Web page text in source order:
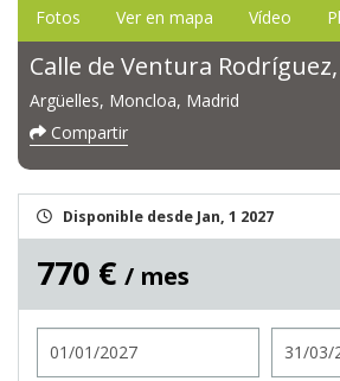
Fotos Ver en mapa Vídeo
Calle de Ventura
Argüelles, Moncloa, Madrid
Compartir
Disponible desde Jan, 1 2027
770 € / mes